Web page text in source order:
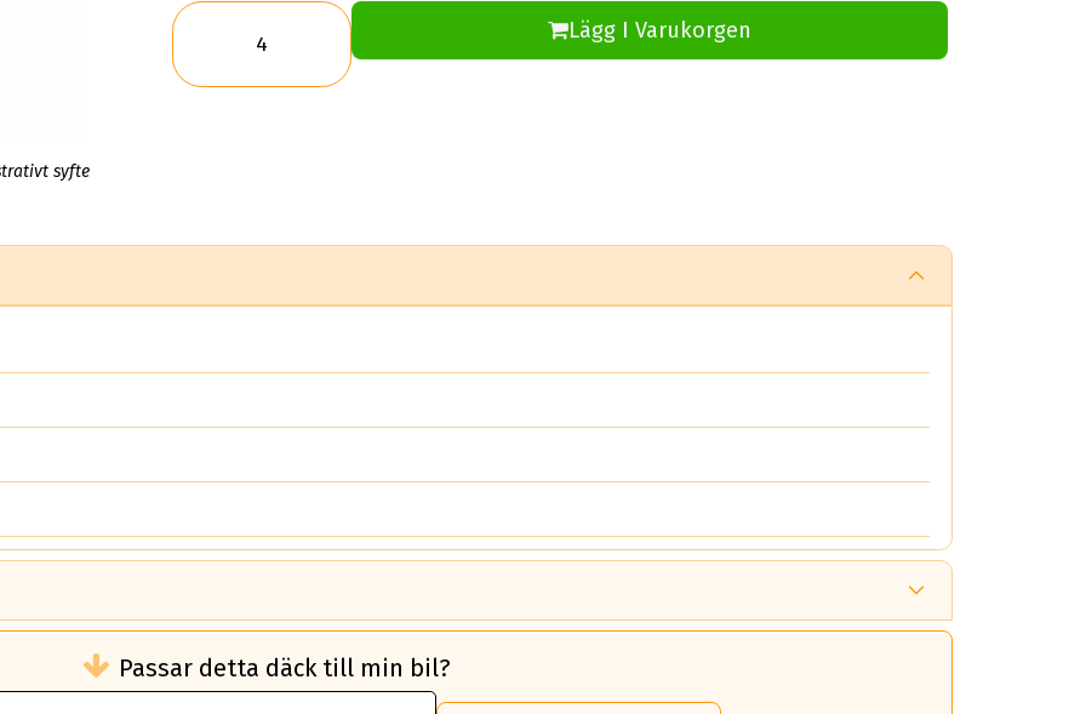
syfte
Lägg I Varukorgen
än ett klass G däck.
Passar detta däck till min bil?